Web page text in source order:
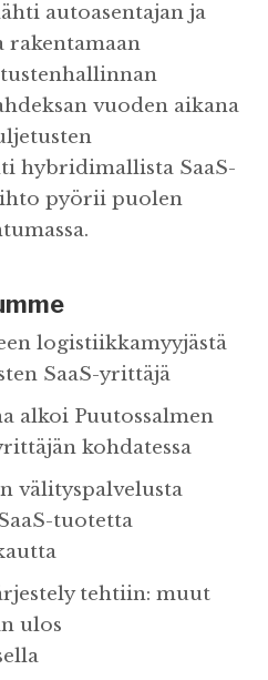
autoasentajan ja
rakentamaan
vuoden aikana
hybridimallista SaaS-
pyörii puolen
logistiikkamyyjästä
SaaS-yrittäjä
alkoi Puutossalmen
kohdatessa
välityspalvelusta
tuotetta
tehtiin: muut
ulos